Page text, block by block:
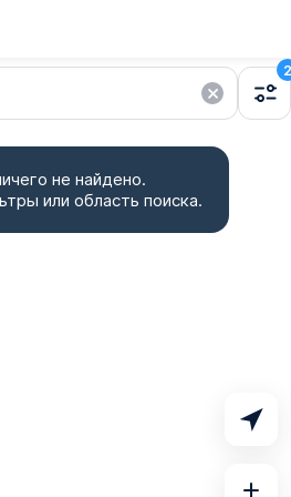
2
не найдено.
или область поиска.